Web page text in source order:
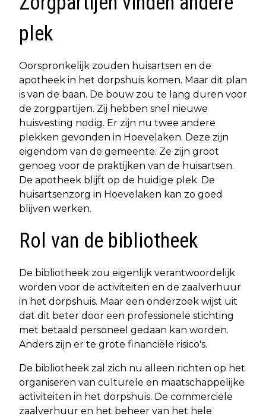
plek
Oorspronkelijk zouden huisartsen en de
apotheek in het dorpshuis komen. Maar dit plan
is van de baan. De bouw zou te lang duren voor
de zorgpartijen. Zij hebben snel nieuwe
huisvesting nodig. Er zijn nu twee andere
plekken gevonden in Hoevelaken. Deze zijn
eigendom van de gemeente. Ze zijn groot
genoeg voor de praktijken van de huisartsen.
De apotheek blijft op de huidige plek. De
huisartsenzorg in Hoevelaken kan zo goed
blijven werken.
Rol van de bibliotheek
De bibliotheek zou eigenlijk verantwoordelijk
worden voor de activiteiten en de zaalverhuur
in het dorpshuis. Maar een onderzoek wijst uit
dat dit beter door een professionele stichting
met betaald personeel gedaan kan worden.
Anders zijn er te grote financiële risico's.
De bibliotheek zal zich nu alleen richten op het
organiseren van culturele en maatschappelijke
activiteiten in het dorpshuis. De commerciële
zaalverhuur en het beheer van het hele